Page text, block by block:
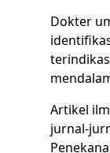
Dokter
Artikel
jurnal-